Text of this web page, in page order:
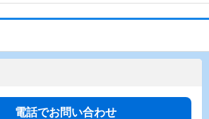
電話でお問い合わせ